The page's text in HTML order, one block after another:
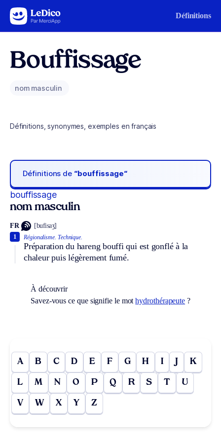
Aller au contenu Définitions
Bouffissage
nom masculin
Définitions, synonymes, exemples en français
Définitions de “bouffissage“
bouffissage
nom masculin
FR [bufisaʒ]
Régionalisme. Technique.
Préparation du hareng bouffi qui est gonflé à la
chaleur puis légèrement fumé.
1
À découvrir
Savez-vous ce que signifie le mothydrothérapeute ?
A B C D E F G H I J K
L M N O P Q R S T U
V W X Y Z